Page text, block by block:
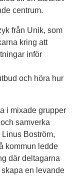
centrum.
från Unik, som
kring att
inför
och höra hur
i mixade grupper
samverka
Boström,
kommun ledde
där deltagarna
en levande